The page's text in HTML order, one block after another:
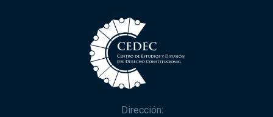
Dirección: